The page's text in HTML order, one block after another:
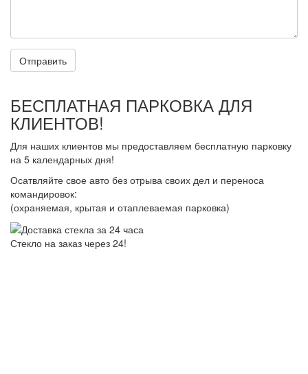
Отправить
БЕСПЛАТНАЯ ПАРКОВКА ДЛЯ
КЛИЕНТОВ!
Для наших клиентов мы предоставляем бесплатную парковку
на 5 календарных дня!
Осатвляйте свое авто без отрыва своих дел и переноса
командировок:
(охраняемая, крытая и отаплеваемая парковка)
Стекло на заказ через 24!